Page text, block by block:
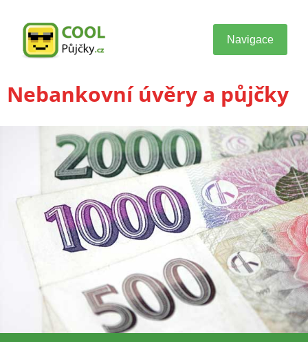
Navigace
Nebankovní úvěry a půjčky